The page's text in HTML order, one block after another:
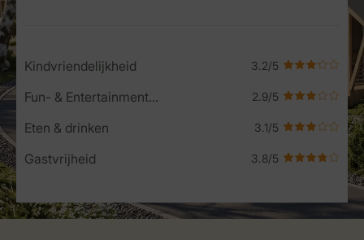
Kindvriendelijkheid
Fun- & Entertainment-programma
Eten & drinken
Gastvrijheid